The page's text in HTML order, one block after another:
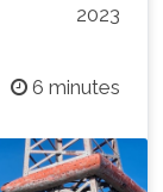
2023
6 minutes